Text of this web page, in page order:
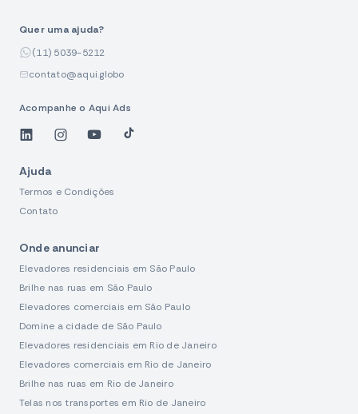
Ajuda
Termos e Condições
Contato
Onde anunciar
Elevadores residenciais em São Paulo
Brilhe nas ruas em São Paulo
Elevadores comerciais em São Paulo
Domine a cidade de São Paulo
Elevadores residenciais em Rio de Janeiro
Elevadores comerciais em Rio de Janeiro
Brilhe nas ruas em Rio de Janeiro
Telas nos transportes em Rio de Janeiro
Quer uma ajuda?
(11) 5039-5212
contato@aqui.globo
Acompanhe o Aqui Ads
Linkedin Instagram YouTube